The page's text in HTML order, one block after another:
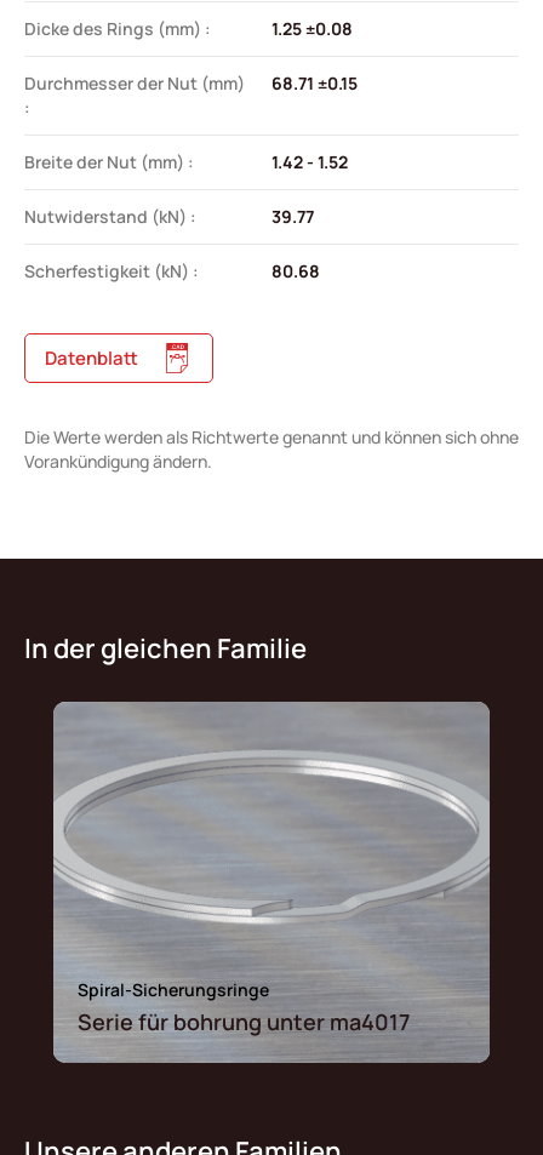
Dicke des Rings (mm) : 1.25 ±0.08
Durchmesser der Nut (mm)
:
68.71 ±0.15
Breite der Nut (mm) : 1.42 - 1.52
Nutwiderstand (kN) : 39.77
Scherfestigkeit (kN) : 80.68
Datenblatt
Die Werte werden als Richtwerte genannt und können sich ohne
Vorankündigung ändern.
In der gleichen Familie
Spiral-Sicherungsringe
Serie für bohrung unter ma4017